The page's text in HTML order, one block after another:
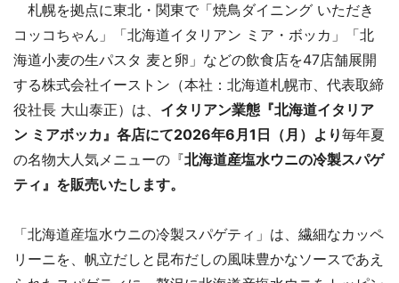
札幌を拠点に東北・関東で「焼鳥ダイニング いただき
コッコちゃん」「北海道イタリアン ミア・ボッカ」「北
海道小麦の生パスタ 麦と卵」などの飲食店を47店舗展開
する株式会社イーストン（本社：北海道札幌市、代表取締
役社長 大山泰正）は、 イタリアン業態『北海道イタリア
ン ミアボッカ』各店にて2026年6月1日（月）より毎年夏
の名物大人気メニューの『北海道産塩水ウニの冷製スパゲ
ティ』を販売いたします。
「北海道産塩水ウニの冷製スパゲティ」は、繊細なカッペ
リーニを、帆立だしと昆布だしの風味豊かなソースであえ